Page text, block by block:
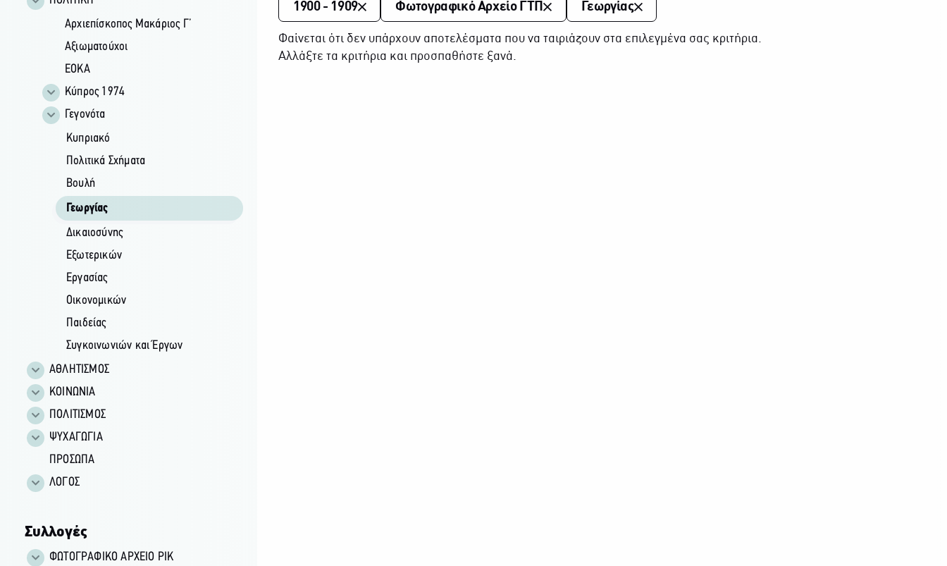
Αρχιεπίσκοπος Μακάριος Γ’
Αξιωματούχοι
ΕΟΚΑ
Κύπρος 1974
Γεγονότα
Κυπριακό
Πολιτικά Σχήματα
Βουλή
Γεωργίας
Δικαιοσύνης
Εξωτερικών
Εργασίας
Οικονομικών
Παιδείας
Συγκοινωνιών και Έργων
ΑΘΛΗΤΙΣΜΟΣ
ΚΟΙΝΩΝΙΑ
ΠΟΛΙΤΙΣΜΟΣ
ΨΥΧΑΓΩΓΙΑ
ΠΡΟΣΩΠΑ
ΛΟΓΟΣ
Συλλογές
ΦΩΤΟΓΡΑΦΙΚΌ ΑΡΧΕΊΟ ΡΙΚ
1900 - 1909 Φωτογραφικό Αρχείο ΓΤΠ Γεωργίας
Φαίνεται ότι δεν υπάρχουν αποτελέσματα που να ταιριάζουν στα επιλεγμένα σας κριτήρια.
Αλλάξτε τα κριτήρια και προσπαθήστε ξανά.